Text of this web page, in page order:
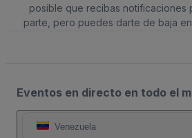
posible que recibas notificaciones
parte, pero puedes darte de baja
Eventos en directo en todo el
Venezuela